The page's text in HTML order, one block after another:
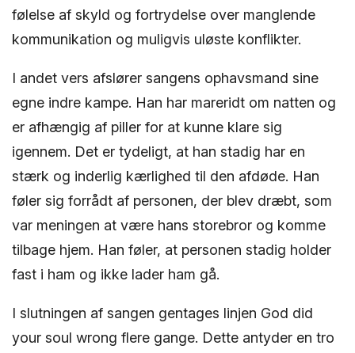
følelse af skyld og fortrydelse over manglende
kommunikation og muligvis uløste konflikter.
I andet vers afslører sangens ophavsmand sine
egne indre kampe. Han har mareridt om natten og
er afhængig af piller for at kunne klare sig
igennem. Det er tydeligt, at han stadig har en
stærk og inderlig kærlighed til den afdøde. Han
føler sig forrådt af personen, der blev dræbt, som
var meningen at være hans storebror og komme
tilbage hjem. Han føler, at personen stadig holder
fast i ham og ikke lader ham gå.
I slutningen af sangen gentages linjen God did
your soul wrong flere gange. Dette antyder en tro